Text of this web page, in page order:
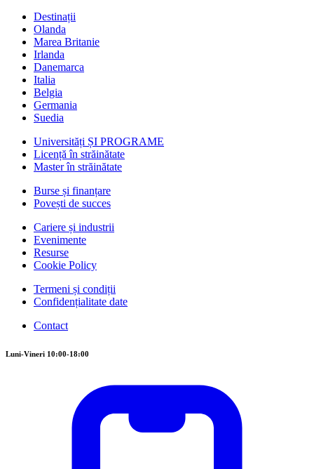
Destinații
Olanda
Marea Britanie
Irlanda
Danemarca
Italia
Belgia
Germania
Suedia
Universități ȘI PROGRAME
Licență în străinătate
Master în străinătate
Burse și finanțare
Povești de succes
Cariere și industrii
Evenimente
Resurse
Cookie Policy
Termeni și condiții
Confidențialitate date
Contact
Luni-Vineri 10:00-18:00